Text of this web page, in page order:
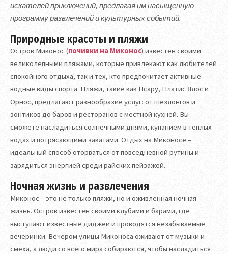
искателей приключений, предлагая им насыщенную
программу развлечений и культурных событий.
Природные красоты и пляжи
Остров Миконос (почивки на Миконос) известен своими
великолепными пляжами, которые привлекают как любителей
спокойного отдыха, так и тех, кто предпочитает активные
водные виды спорта. Пляжи, такие как Псару, Платис Ялос и
Орнос, предлагают разнообразие услуг: от шезлонгов и
зонтиков до баров и ресторанов с местной кухней. Вы
сможете насладиться солнечными днями, купанием в теплых
водах и потрясающими закатами. Отдых на Миконосе –
идеальный способ оторваться от повседневной рутины и
зарядиться энергией среди райских пейзажей.
Ночная жизнь и развлечения
Миконос – это не только пляжи, но и оживленная ночная
жизнь. Остров известен своими клубами и барами, где
выступают известные диджеи и проводятся незабываемые
вечеринки. Вечером улицы Миконоса оживают от музыки и
смеха, а люди со всего мира собираются, чтобы насладиться